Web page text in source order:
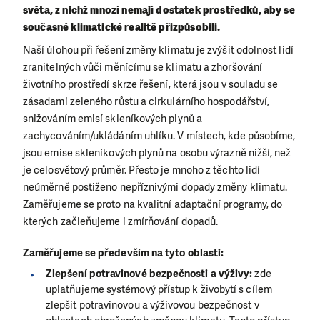
světa, z nichž mnozí nemají dostatek prostředků, aby se
současné klimatické realitě přizpůsobili.
Naší úlohou při řešení změny klimatu je zvýšit odolnost lidí
zranitelných vůči měnícímu se klimatu a zhoršování
životního prostředí skrze řešení, která jsou v souladu se
zásadami zeleného růstu a cirkulárního hospodářství,
snižováním emisí skleníkových plynů a
zachycováním/ukládáním uhlíku. V místech, kde působíme,
jsou emise skleníkových plynů na osobu výrazně nižší, než
je celosvětový průměr. Přesto je mnoho z těchto lidí
neúměrně postiženo nepříznivými dopady změny klimatu.
Zaměřujeme se proto na kvalitní adaptační programy, do
kterých začleňujeme i zmírňování dopadů.
Zaměřujeme se především na tyto oblasti:
Zlepšení potravinové bezpečnosti a výživy:zde
uplatňujeme systémový přístup k živobytí s cílem
zlepšit potravinovou a výživovou bezpečnost v